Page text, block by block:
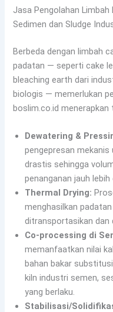
Jasa Pengolahan
Sedimen dan Sludge
Berbeda dengan limbah
padatan — seperti cake
bleaching earth dari
biologis — memerlukan
boslim.co.id
Dewatering &
pengepresan
drastis sehingga
penanganan jauh lebih
Thermal Drying:
menghasilkan
ditransportasikan dan
Co-processing di
memanfaatkan nilai
bahan bakar
kiln industri semen,
yang berlaku.
Stabilisasi/